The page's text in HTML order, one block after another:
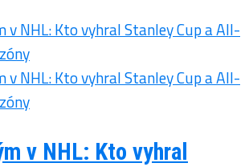
v NHL: Kto vyhral